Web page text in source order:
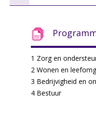
1 Zorg en
2 Wonen en
3 Bedrijvigheid en
4 Bestuur